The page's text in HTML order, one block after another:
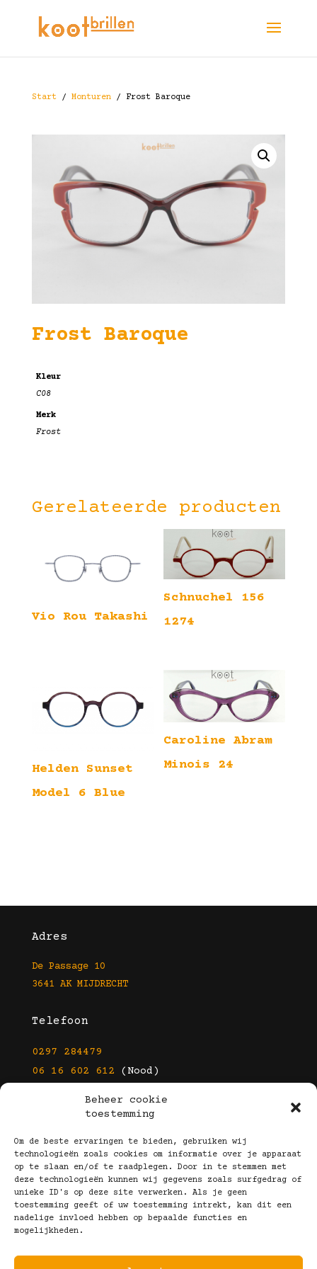
Beheer cookie
toestemming
Om de beste ervaringen te bieden, gebruiken wij
technologieën zoals cookies om informatie over je apparaat
op te slaan en/of te raadplegen. Door in te stemmen met
deze technologieën kunnen wij gegevens zoals surfgedrag of
unieke ID's op deze site verwerken. Als je geen
toestemming geeft of uw toestemming intrekt, kan dit een
nadelige invloed hebben op bepaalde functies en
mogelijkheden.
Start/ Monturen/ Frost Baroque
Frost Baroque
Kleur
C08
Merk
Frost
Gerelateerde producten
Vio Rou Takashi
Schnuchel 156
1274
Helden Sunset
Model 6 Blue
Caroline Abram
Minois 24
Adres
De Passage 10
3641 AK MIJDRECHT
Telefoon
0297 284479
06 16 602 612 (Nood)
info@kootbrillen.nl
Volg Ons!